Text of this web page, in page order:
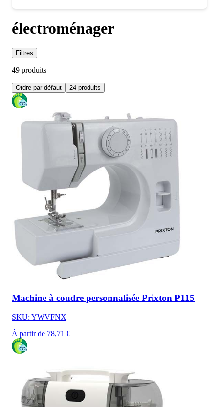
électroménager
Filtres
49 produits
Ordre par défaut 24 produits
Machine à coudre personnalisée Prixton P115
SKU: YWVFNX
À partir de 78,71 €